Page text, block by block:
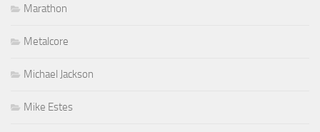
Marathon
Metalcore
Michael Jackson
Mike Estes